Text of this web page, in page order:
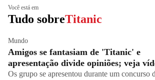
Você está em
Tudo sobreTitanic
Mundo
Amigos se fantasiam de 'Titanic' e
apresentação divide opiniões; veja
Os grupo se apresentou durante um concurso